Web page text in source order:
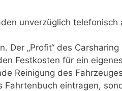
unverzüglich telefonisch
Der „Profit“ des
Festkosten für ein
Reinigung des
eintragen,